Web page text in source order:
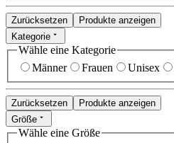
Zurücksetzen
Produkte anzeigen
Kategorie
Wähle eine Kategorie
Männer
Frauen Unisex
Zurücksetzen
Produkte anzeigen
Größe
Wähle eine Größe